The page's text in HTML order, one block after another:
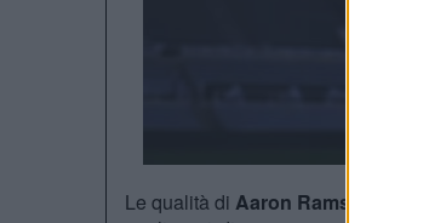
Le qualità diAaron Ramsdale